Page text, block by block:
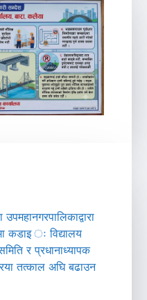
कडाइ ः विद्यालय
र प्रधानाध्यापक
तत्काल अघि बढाउन